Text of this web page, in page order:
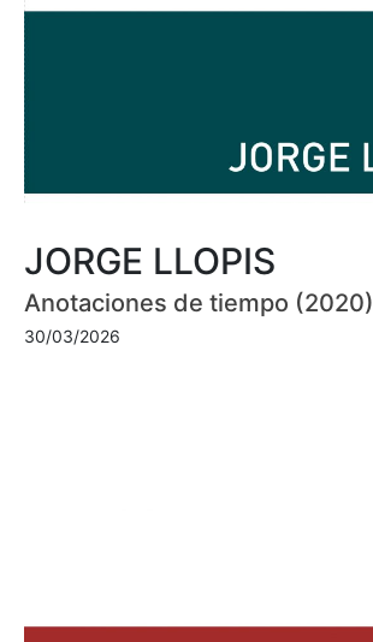
JORGE LLOPIS
Anotaciones de tiempo (2020)
30/03/2026